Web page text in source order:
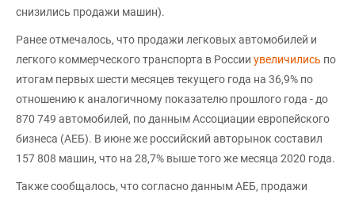
снизились продажи машин).
Ранее отмечалось, что продажи легковых автомобилей и
легкого коммерческого транспорта в России увеличились по
итогам первых шести месяцев текущего года на 36,9% по
отношению к аналогичному показателю прошлого года - до
870 749 автомобилей, по данным Ассоциации европейского
бизнеса (АЕБ). В июне же российский авторынок составил
157 808 машин, что на 28,7% выше того же месяца 2020 года.
Также сообщалось, что согласно данным АЕБ, продажи